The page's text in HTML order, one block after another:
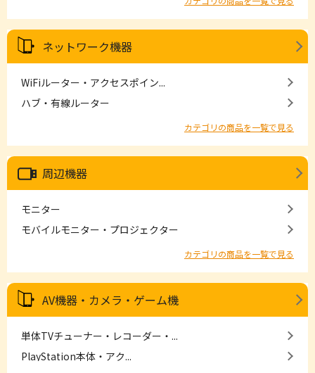
ネットワーク機器
WiFiルーター・アクセスポイン...
ハブ・有線ルーター
カテゴリの商品を一覧で見る
周辺機器
モニター
モバイルモニター・プロジェクター
カテゴリの商品を一覧で見る
AV機器・カメラ・ゲーム機
単体TVチューナー・レコーダー・...
PlayStation本体・アク...